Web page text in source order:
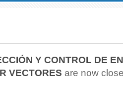
Y CONTROL DE
VECTORES are now